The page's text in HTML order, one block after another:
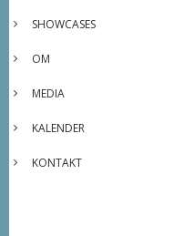
SHOWCASES
OM
MEDIA
KALENDER
KONTAKT